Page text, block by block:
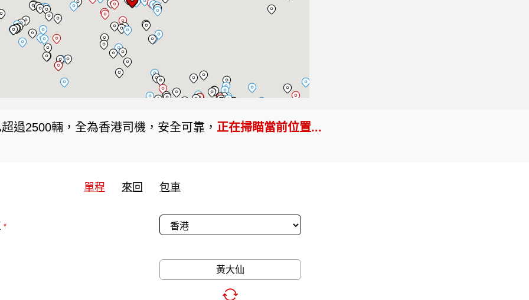
過2500輛，全為香港司機，安全可靠， 正在掃瞄當前位置...
單程 來回 包車
*